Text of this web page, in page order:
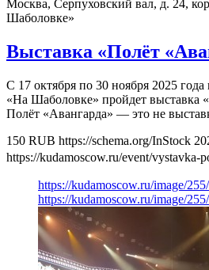
Москва, Серпуховский вал, д. 24,
Шаболовке»
Выставка «Полёт
С 17 октября по 30 ноября 2025 года
«На Шаболовке» пройдет выставка
Полёт «Авангарда» — это не
150 RUB https://schema.org/InStock
https://kudamoscow.ru/event/vystavka-
https://kudamoscow.ru/image/
https://kudamoscow.ru/image/